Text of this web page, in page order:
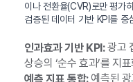
이나 전환율(CVR)로만 평가
검증된 데이터 기반 KPI를 중
인과효과 기반 KPI:광고
상승의 ‘순수 효과’를 지
예측 지표 통합:예측된 광